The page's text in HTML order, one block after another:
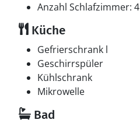
Anzahl Schlafzimmer: 4
Küche
Gefrierschrank l
Geschirrspüler
Kühlschrank
Mikrowelle
Bad